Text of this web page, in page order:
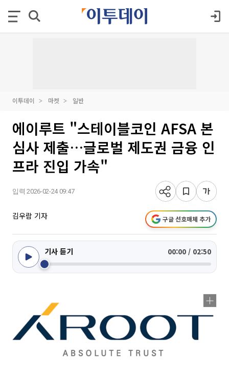
이투데이 마켓 일반
에이루트 "스테이블코인 AFSA 본
심사 제출…글로벌 제도권 금융 인
프라 진입 가속"
입력 2026-02-24 09:47
김우람 기자 구글 선호매체 추가
기사 듣기 00:00 / 02:50